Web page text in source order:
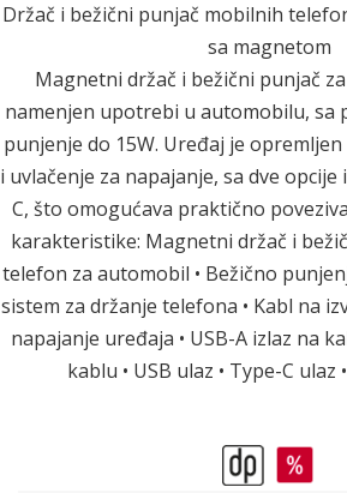
Držač i bežični punjač mobilnih
sa magnetom
Magnetni držač i bežični punjač
namenjen upotrebi u automobilu, sa
punjenje do 15W. Uređaj je
i uvlačenje za napajanje, sa dve opcije
C, što omogućava praktično
karakteristike: Magnetni držač i
telefon za automobil • Bežično
sistem za držanje telefona • Kabl na
napajanje uređaja • USB-A izlaz na
kablu • USB ulaz • Type-C